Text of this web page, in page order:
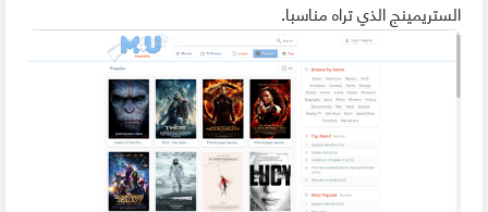
الستريمينج الذي تراه مناسبا.